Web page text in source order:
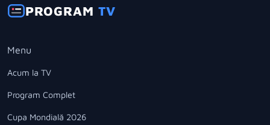
PROGRAMTV
Menu
Acum la TV
Program Complet
Cupa Mondială 2026